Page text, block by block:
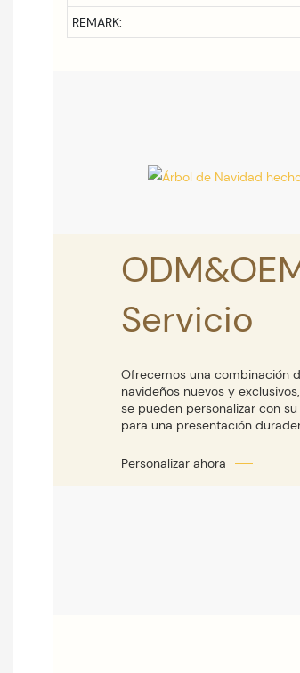
REMARK:
Servicio
Ofrecemos una combinación
navideños nuevos y
se pueden personalizar con
para una presentación